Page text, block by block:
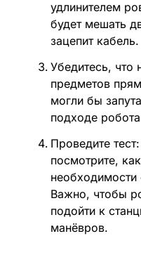
удлинителем
будет мешать
зацепит кабель.
Убедитесь, что
предметов
могли бы
подходе
Проведите
посмотрите,
необходимости
Важно, чтобы
подойти к
манёвров.